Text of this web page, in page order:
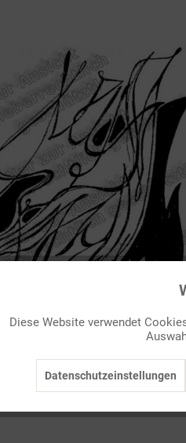
Diese Website verwendet
Datenschutzeinstellungen